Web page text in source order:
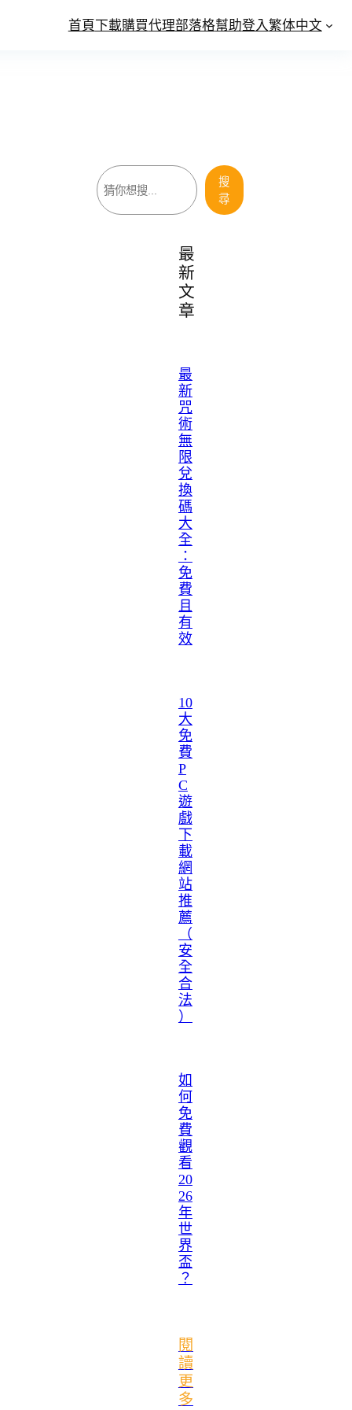
首頁下載購買代理部落格幫助登入繁体中文
搜
尋
搜
尋
最
新
文
章
最
新
咒
術
無
限
兌
換
碼
大
全
：
免
費
且
有
效
10
大
免
費
P
C
遊
戲
下
載
網
站
推
薦
（
安
全
合
法
）
如
何
免
費
觀
看
20
26
年
世
界
盃
？
閱
讀
更
多